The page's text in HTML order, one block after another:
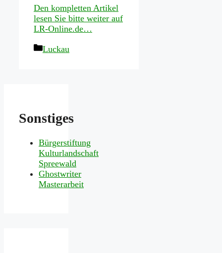
Den kompletten Artikel
lesen Sie bitte weiter auf
LR-Online.de…
Kategorien
Luckau
Sonstiges
Bürgerstiftung
Kulturlandschaft
Spreewald
Ghostwriter
Masterarbeit